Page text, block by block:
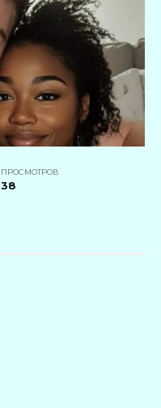
ПРОСМОТРОВ
38